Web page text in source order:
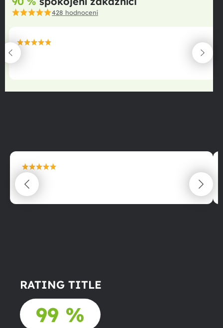
428 hodnocení
maximální spokojenost
22.06.2025
maximální spokojenost
22.06.2025
RATING TITLE
99 %